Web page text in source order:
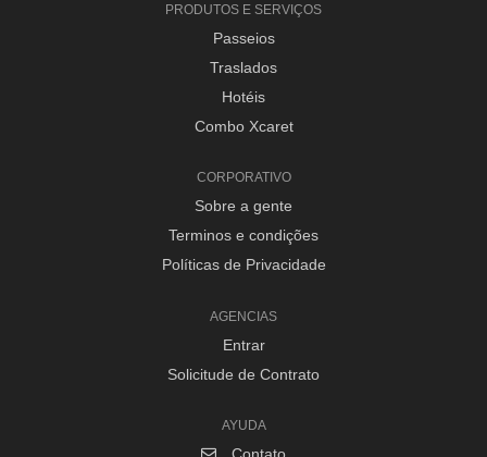
PRODUTOS E SERVIÇOS
Passeios
Traslados
Hotéis
Combo Xcaret
CORPORATIVO
Sobre a gente
Terminos e condições
Políticas de Privacidade
AGENCIAS
Entrar
Solicitude de Contrato
AYUDA